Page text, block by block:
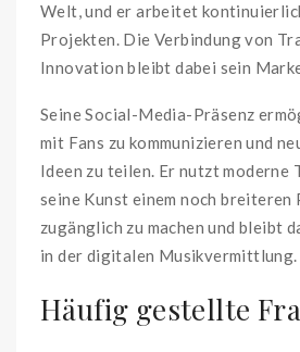
Welt, und er arbeitet
Projekten. Die Verbindung von
Innovation bleibt dabei sein
Seine Social-Media-Präsenz
mit Fans zu kommunizieren und
Ideen zu teilen. Er nutzt moderne
seine Kunst einem noch breiteren
zugänglich zu machen und bleibt
in der digitalen Musikvermittlung.
Häufig gestellte